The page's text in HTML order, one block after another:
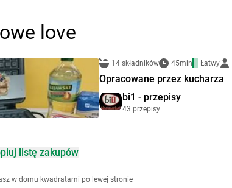
love
14 składników 45min Łatwy
Opracowane przez kucharza
bi1 - przepisy
43 przepisy
listę zakupów
w domu kwadratami po lewej stronie